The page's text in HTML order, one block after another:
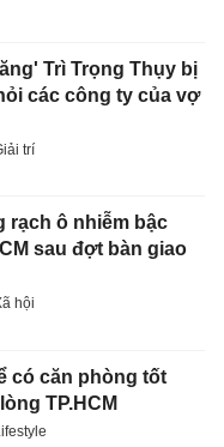
Trì Trọng Thụy bị
các công ty của vợ
trí
rạch ô nhiễm bậc
sau đợt bàn giao
hội
có căn phòng tốt
TP.HCM